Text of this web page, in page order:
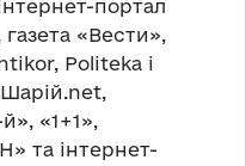
портал
«Вести»,
Politeka і
Шарій.net,
«1+1»,
та інтернет-